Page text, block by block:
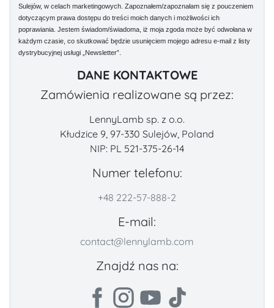
Sulejów, w celach marketingowych. Zapoznałem/zapoznałam się z pouczeniem
dotyczącym prawa dostępu do treści moich danych i możliwości ich
poprawiania. Jestem świadom/świadoma, iż moja zgoda może być odwołana w
każdym czasie, co skutkować będzie usunięciem mojego adresu e-mail z listy
dystrybucyjnej usługi „Newsletter”.
DANE KONTAKTOWE
Zamówienia realizowane są przez:
LennyLamb sp. z o.o.
Kłudzice 9, 97-330 Sulejów, Poland
NIP: PL 521-375-26-14
Numer telefonu:
+48 222-57-888-2
E-mail:
contact@lennylamb.com
Znajdź nas na: